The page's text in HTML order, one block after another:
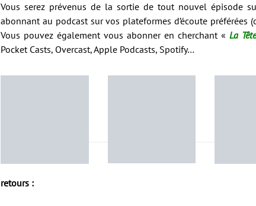
Vous serez prévenus de la sortie de tout nouvel épisode
abonnant au podcast sur vos plateformes d’écoute préférées
Vous pouvez également vous abonner en cherchant « La
Pocket Casts, Overcast, Apple Podcasts, Spotify…
retours :